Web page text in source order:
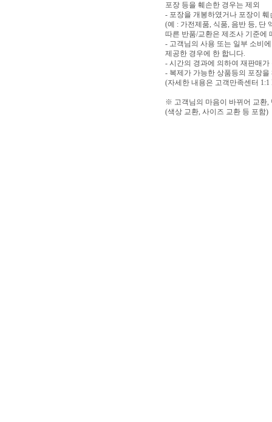
포장 등을 훼손한 경우는 제외
- 포장을 개봉하였거나 포장이
(예 : 가전제품, 식품, 음반 등, 단
따른 반품/교환은 제조사 기준에
- 고객님의 사용 또는 일부 소비
제공한 경우에 한 합니다.
- 시간의 경과에 의하여 재판매
- 복제가 가능한 상품등의 포장을
(자세한 내용은 고객만족센터
※ 고객님의 마음이 바뀌어 교환,
(색상 교환, 사이즈 교환 등 포함)